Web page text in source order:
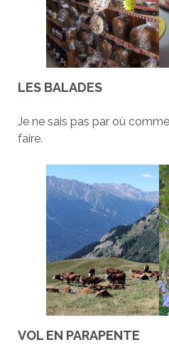
LES BALADES
Je ne sais pas par où
faire.
VOL EN PARAPENTE